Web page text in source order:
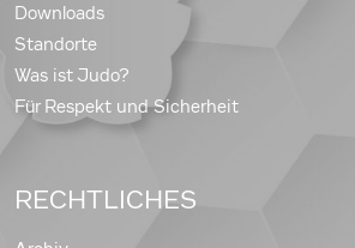
Downloads
Standorte
Was ist Judo?
Für Respekt und Sicherheit
RECHTLICHES